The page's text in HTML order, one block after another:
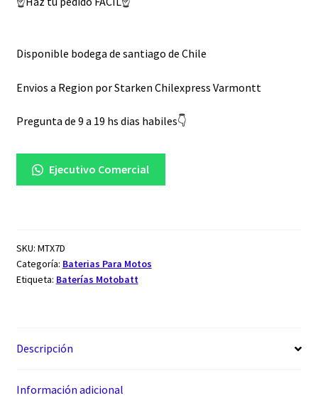
reemplaza
7
cca
cantidad
Disponible bodega de santiago de Chile
Envios a Region por Starken Chilexpress Varmontt
Pregunta de 9 a 19 hs dias habiles👇
Ejecutivo Comercial
SKU: MTX7D
Categoría: Baterias Para Motos
Etiqueta: Baterías Motobatt
Descripción
Información adicional